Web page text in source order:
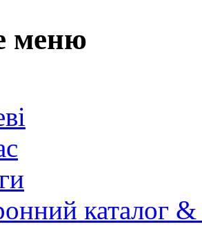
меню
каталог